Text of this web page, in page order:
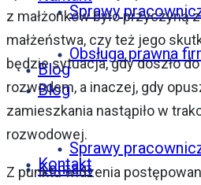
Blog
Kontakt
Obsługa prawna
Sprawy
Sprawy
Blog
Kontakt
z małżonków było przyczyną
małżeństwa, czy też jego
będzie sytuacja, gdy doszło
rozwodem, a inaczej, gdy
zamieszkania nastąpiło w
rozwodowej.
Z punktu widzenia